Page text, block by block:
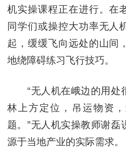
机实操课程正在进行。在
同学们或操控大功率无人
起，缓缓飞向远处的山间
地绕障碍练习飞行技巧。
“无人机在峨边的用处
林上方定位，吊运物资
题。”无人机实操教师谢磊
源于当地产业的实际需求。